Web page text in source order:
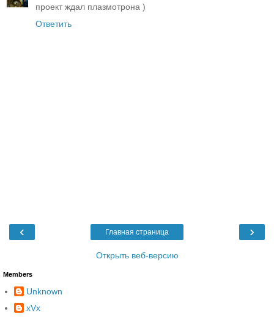
проект ждал плазмотрона )
Ответить
‹ ›
Главная страница
Открыть веб-версию
Members
Unknown
xVx